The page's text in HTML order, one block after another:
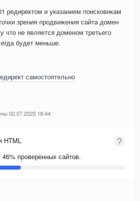
редиректом и указанием поисковикам
зрения продвижения сайта домен
что не является доменом третьего
будет меньше.
самостоятельно
02.07.2025 18:44
HTML
проверенных сайтов.